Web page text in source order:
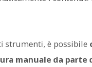
strumenti, è possibile
manuale da parte